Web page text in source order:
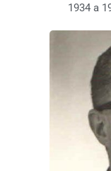
1934 a